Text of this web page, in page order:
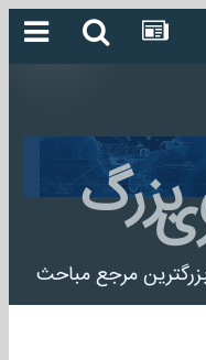
مرجع مباحث